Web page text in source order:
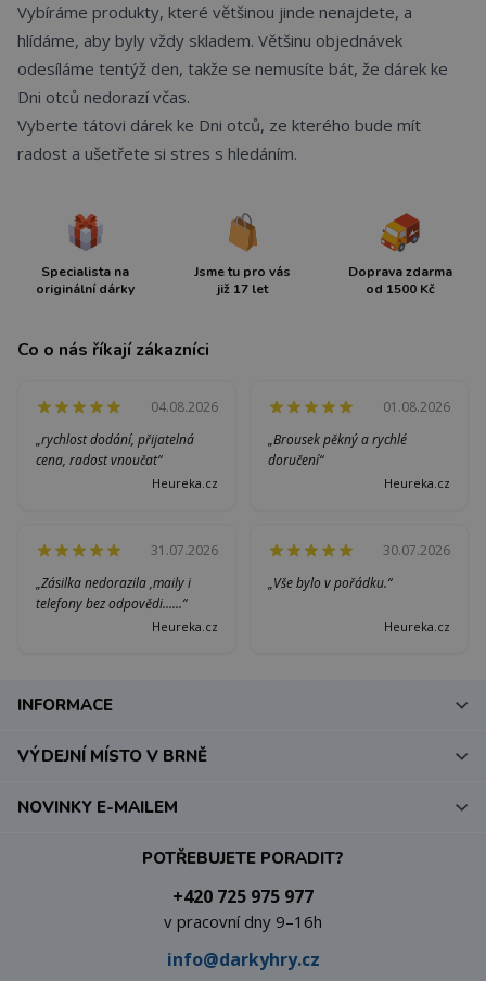
Vybíráme produkty, které většinou jinde nenajdete, a
hlídáme, aby byly vždy skladem. Většinu objednávek
odesíláme tentýž den, takže se nemusíte bát, že dárek ke
Dni otců nedorazí včas.
Vyberte tátovi dárek ke Dni otců, ze kterého bude mít
radost a ušetřete si stres s hledáním.
Specialista na
originální dárky
Jsme tu pro vás
již 17 let
Doprava zdarma
od 1500 Kč
Co o nás říkají zákazníci
04.08.2026
„rychlost dodání, přijatelná
cena, radost vnoučat“
Heureka.cz
01.08.2026
„Brousek pěkný a rychlé
doručení“
Heureka.cz
31.07.2026
„Zásilka nedorazila ,maily i
telefony bez odpovědi......“
Heureka.cz
30.07.2026
„Vše bylo v pořádku.“
Heureka.cz
INFORMACE
VÝDEJNÍ MÍSTO V BRNĚ
POTŘEBUJETE PORADIT?
+420 725 975 977
v pracovní dny 9–16h
info@darkyhry.cz
NOVINKY E-MAILEM